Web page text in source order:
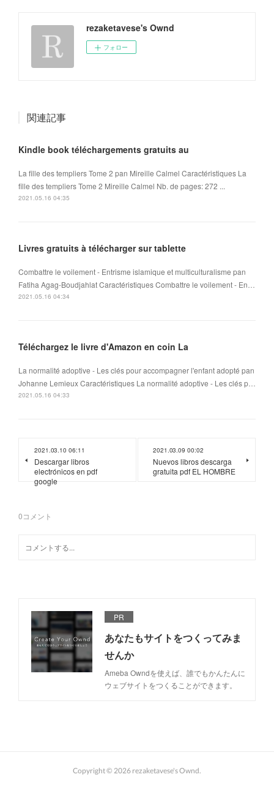
rezaketavese's Ownd
フォロー
関連記事
Kindle book téléchargements gratuits au
La fille des templiers Tome 2 pan Mireille Calmel Caractéristiques La
fille des templiers Tome 2 Mireille Calmel Nb. de pages: 272 ...
2021.05.16 04:35
Livres gratuits à télécharger sur tablette
Combattre le voilement - Entrisme islamique et multiculturalisme pan
Fatiha Agag-Boudjahlat Caractéristiques Combattre le voilement - En…
2021.05.16 04:34
Téléchargez le livre d'Amazon en coin La
La normalité adoptive - Les clés pour accompagner l'enfant adopté pan
Johanne Lemieux Caractéristiques La normalité adoptive - Les clés p…
2021.05.16 04:33
2021.03.10 06:11
Descargar libros
electrónicos en pdf
google
2021.03.09 00:02
Nuevos libros descarga
gratuita pdf EL HOMBRE
0コメント
PR
あなたもサイトをつくってみま
せんか
Ameba Owndを使えば、誰でもかんたんに
ウェブサイトをつくることができます。
Copyright © 2026 rezaketavese's Ownd.